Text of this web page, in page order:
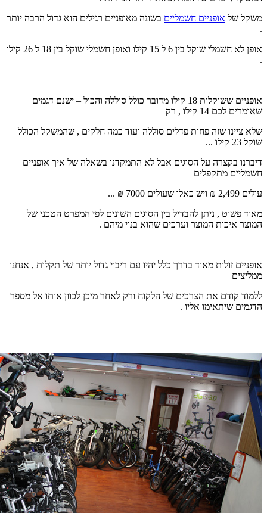
משקל של אופניים חשמליים בשונה מאופניים רגילים הוא גדול הרבה יותר
.
אופן לא חשמלי שוקל בין 6 ל 15 קילו ואופן חשמלי שוקל בין 18 ל 26 קילו
.
אופניים ששוקלות 18 קילו מדובר כולל סוללה והכול – ישנם דגמים
שאומרים לכם 14 קילו , רק
שלא ציינו שזה פחות פדלים סוללה ועוד כמה חלקים , שהמשקל הכולל
שוקל 23 קילו ...
דיברנו בקצרה על הסוגים אבל לא התמקדנו בשאלה של איך אופניים
חשמליים מתקפלים
עולים 2,499 ₪ ויש כאלו שעולים 7000 ₪ ...
מאוד פשוט , ניתן להבדיל בין הסוגים השונים לפי המפרט הטכני של
המוצר איכות המוצר וערכים שהוא בנוי מיהם .
אופניים זולות מאוד בדרך כלל יהיו עם ריבוי גדול יותר של תקלות , אנחנו
ממליצים
ללמוד קודם את הצרכים של הלקוח ורק לאחר מיכן לכוון אותו אל מספר
הדגמים שיתאימו אליו .